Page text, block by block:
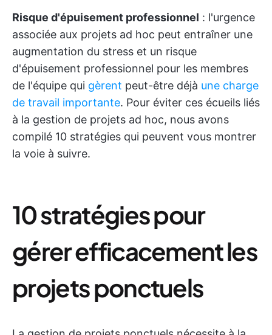
Risque d'épuisement professionnel : l'urgence
associée aux projets ad hoc peut entraîner une
augmentation du stress et un risque
d'épuisement professionnel pour les membres
de l'équipe qui gèrent peut-être déjà une charge
de travail importante. Pour éviter ces écueils liés
à la gestion de projets ad hoc, nous avons
compilé 10 stratégies qui peuvent vous montrer
la voie à suivre.
10 stratégies pour
gérer efficacement les
projets ponctuels